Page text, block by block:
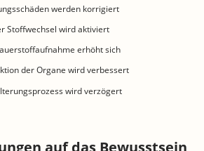
werden korrigiert
Stoffwechsel wird aktiviert
erhöht sich
der Organe wird verbessert
wird verzögert